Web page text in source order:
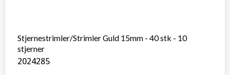
Stjernestrimler/Strimler Guld 15mm - 40 stk - 10
stjerner
2024285